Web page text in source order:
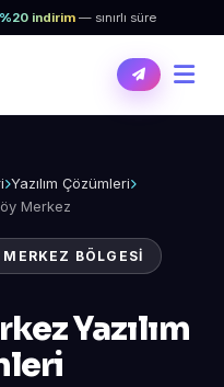
%20 indirim — sınırlı süre
Yazılım Çözümleri
Merkez
BÖLGESI
Yazılım